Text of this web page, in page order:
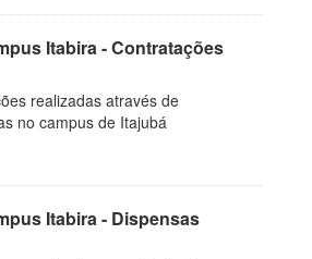
Itabira - Contratações
realizadas através de
no campus de Itajubá
Itabira - Dispensas